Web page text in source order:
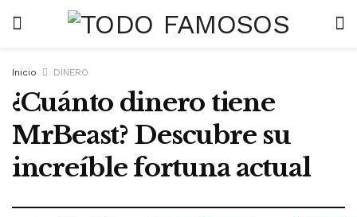
Inicio DINERO
¿Cuánto dinero tiene
MrBeast? Descubre su
increíble fortuna actual